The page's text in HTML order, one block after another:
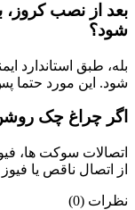
بعد از نصب
شود؟
بله، طبق استاندارد
شود. این مورد
اگر چراغ چک
اتصالات سوکت ها،
از اتصال ناقص یا
نظرات (0)